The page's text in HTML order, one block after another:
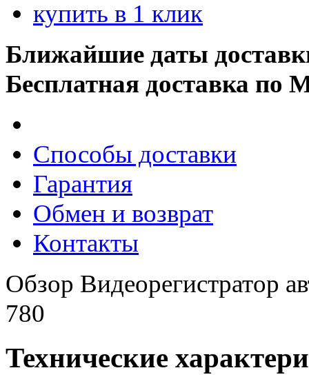
купить в 1 клик
Ближайшие даты
Бесплатная доставка по
Способы доставки
Гарантия
Обмен и возврат
Контакты
Обзор Видеорегистратор
780
Технические